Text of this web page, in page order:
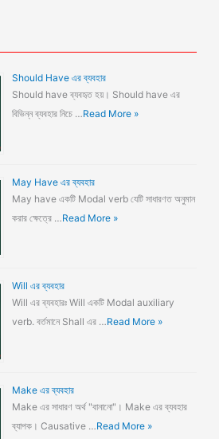
Should Have এর ব্যবহার
Should have ব্যবহৃত হয়। Should have এর
বিভিন্ন ব্যবহার নিচে …Read More »
May Have এর ব্যবহার
May have একটি Modal verb যেটি সাধারণত অনুমান
করার ক্ষেত্রে …Read More »
Will এর ব্যবহার
Will এর ব্যবহারঃ Will একটি Modal auxiliary
verb. বর্তমানে Shall এর …Read More »
Make এর ব্যবহার
Make এর সাধারণ অর্থ "বানানো"। Make এর ব্যবহার
ব্যাপক। Causative …Read More »